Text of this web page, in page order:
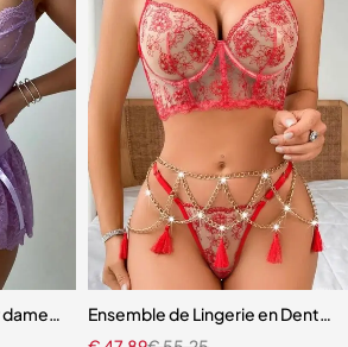
de cils sexy
sous-vêtements délicats
Ensemble de Lingerie en